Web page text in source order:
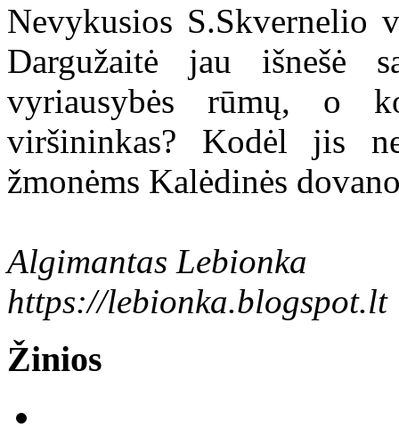
Nevykusios S.Skvernelio
Dargužaitė jau išnešė
vyriausybės rūmų, o
viršininkas? Kodėl jis
žmonėms Kalėdinės
Algimantas Lebionka
https://lebionka.blogspot.lt
Žinios